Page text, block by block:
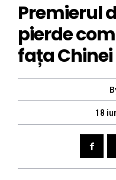
Premierul
pierde
fața
18